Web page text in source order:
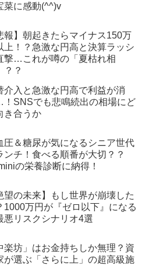
菜に感動(^^)v
報】朝起きたらマイナス150万
上！？急激な円高と決算ラッシ
撃…これが噂の「夏枯れ相
？？
介入と急激な円高で利益が消
SNSでも悲鳴続出の相場にど
き合うか
圧＆糖尿が気になるシニア世代
ンチ！食べる順番が大切？？
の栄養診断に納得！
望の未来】もし世界が崩壊した
1000万円が『ゼロ以下』になる
悪リスクシナリオ4選
楽坊」はお金持ちしか無理？資
が選ぶ「さらに上」の超高級施